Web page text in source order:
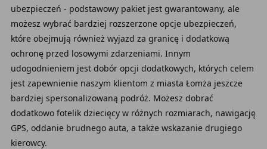
ubezpieczeń - podstawowy pakiet jest gwarantowany, ale
możesz wybrać bardziej rozszerzone opcje ubezpieczeń,
które obejmują również wyjazd za granicę i dodatkową
ochronę przed losowymi zdarzeniami. Innym
udogodnieniem jest dobór opcji dodatkowych, których celem
jest zapewnienie naszym klientom z miasta Łomża jeszcze
bardziej spersonalizowaną podróż. Możesz dobrać
dodatkowo fotelik dziecięcy w różnych rozmiarach, nawigację
GPS, oddanie brudnego auta, a także wskazanie drugiego
kierowcy.